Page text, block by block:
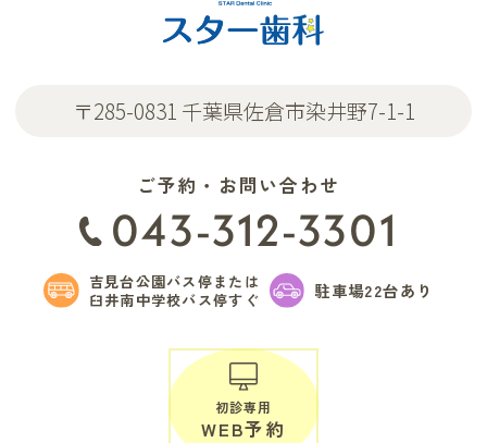
〒285-0831 千葉県佐倉市染井野7-1-1
ご予約・お問い合わせ
043-312-3301
吉見台公園バス停または
臼井南中学校バス停すぐ
駐車場22台あり
初診専用
WEB予約